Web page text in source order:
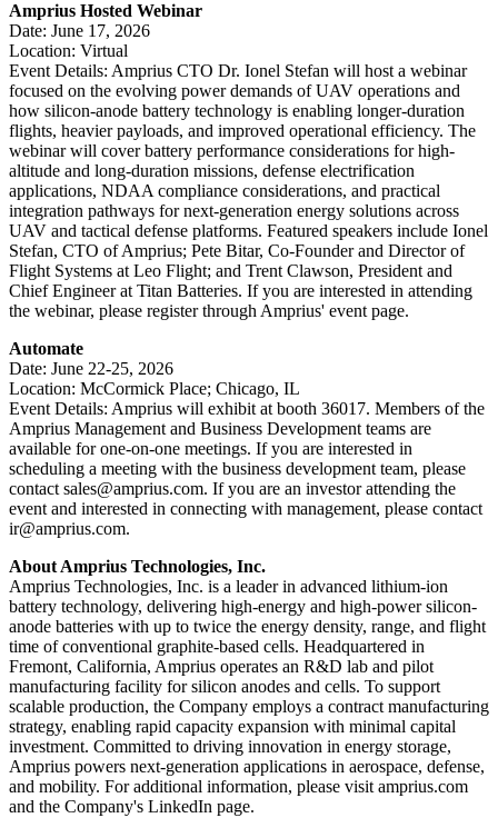
Amprius Hosted Webinar
Date: June 17, 2026
Location: Virtual
Event Details: Amprius CTO Dr. Ionel Stefan will host a webinar
focused on the evolving power demands of UAV operations and
how silicon-anode battery technology is enabling longer-duration
flights, heavier payloads, and improved operational efficiency. The
webinar will cover battery performance considerations for high-
altitude and long-duration missions, defense electrification
applications, NDAA compliance considerations, and practical
integration pathways for next-generation energy solutions across
UAV and tactical defense platforms. Featured speakers include Ionel
Stefan, CTO of Amprius; Pete Bitar, Co-Founder and Director of
Flight Systems at Leo Flight; and Trent Clawson, President and
Chief Engineer at Titan Batteries. If you are interested in attending
the webinar, please register through Amprius' event page.
Automate
Date: June 22-25, 2026
Location: McCormick Place; Chicago, IL
Event Details: Amprius will exhibit at booth 36017. Members of the
Amprius Management and Business Development teams are
available for one-on-one meetings. If you are interested in
scheduling a meeting with the business development team, please
contact sales@amprius.com. If you are an investor attending the
event and interested in connecting with management, please contact
ir@amprius.com.
About Amprius Technologies, Inc.
Amprius Technologies, Inc. is a leader in advanced lithium-ion
battery technology, delivering high-energy and high-power silicon-
anode batteries with up to twice the energy density, range, and flight
time of conventional graphite-based cells. Headquartered in
Fremont, California, Amprius operates an R&D lab and pilot
manufacturing facility for silicon anodes and cells. To support
scalable production, the Company employs a contract manufacturing
strategy, enabling rapid capacity expansion with minimal capital
investment. Committed to driving innovation in energy storage,
Amprius powers next-generation applications in aerospace, defense,
and mobility. For additional information, please visit amprius.com
and the Company's LinkedIn page.